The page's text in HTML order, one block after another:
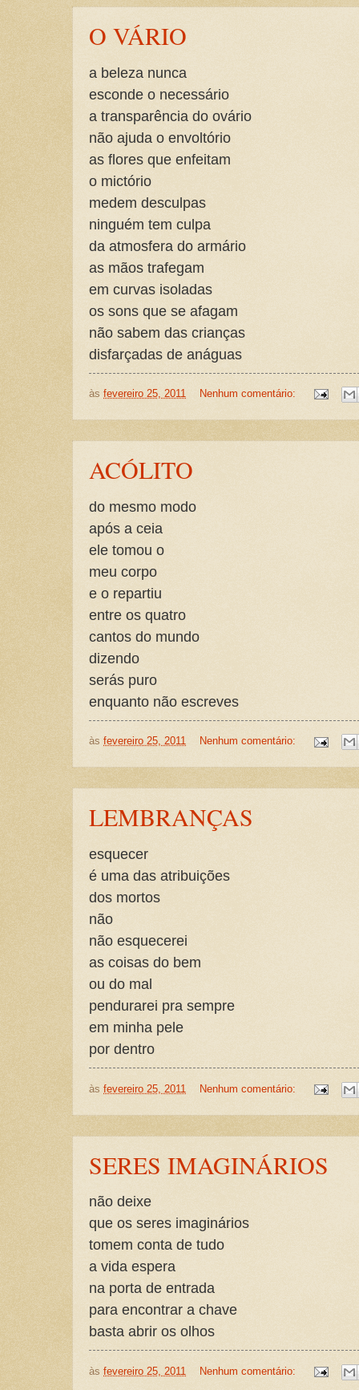
O VÁRIO
a beleza nunca
esconde o necessário
a transparência do ovário
não ajuda o envoltório
as flores que enfeitam
o mictório
medem desculpas
ninguém tem culpa
da atmosfera do armário
as mãos trafegam
em curvas isoladas
os sons que se afagam
não sabem das crianças
disfarçadas de anáguas
às fevereiro 25, 2011 Nenhum comentário:
ACÓLITO
do mesmo modo
após a ceia
ele tomou o
meu corpo
e o repartiu
entre os quatro
cantos do mundo
dizendo
serás puro
enquanto não escreves
às fevereiro 25, 2011 Nenhum comentário:
LEMBRANÇAS
esquecer
é uma das atribuições
dos mortos
não
não esquecerei
as coisas do bem
ou do mal
pendurarei pra sempre
em minha pele
por dentro
às fevereiro 25, 2011 Nenhum comentário:
SERES IMAGINÁRIOS
não deixe
que os seres imaginários
tomem conta de tudo
a vida espera
na porta de entrada
para encontrar a chave
basta abrir os olhos
às fevereiro 25, 2011 Nenhum comentário: